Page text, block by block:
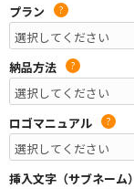
プラン
?
納品方法 ?
ロゴマニュアル ?
挿入文字（サブネーム）